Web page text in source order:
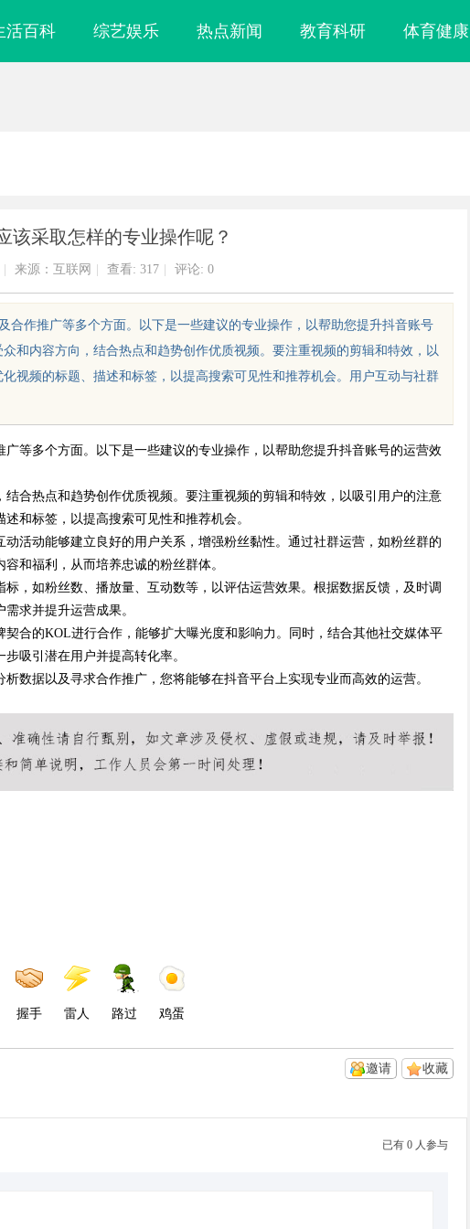
活百科 综艺娱乐 热点新闻 教育科研 体育健康
该采取怎样的专业操作呢？
来源：互联网 查看: 317 评论: 0
合作推广等多个方面。以下是一些建议的专业操作，以帮助您提升抖音账号
和内容方向，结合热点和趋势创作优质视频。要注重视频的剪辑和特效，以
视频的标题、描述和标签，以提高搜索可见性和推荐机会。用户互动与社群
等多个方面。以下是一些建议的专业操作，以帮助您提升抖音账号的运营效
合热点和趋势创作优质视频。要注重视频的剪辑和特效，以吸引用户的注意
和标签，以提高搜索可见性和推荐机会。
活动能够建立良好的用户关系，增强粉丝黏性。通过社群运营，如粉丝群的
和福利，从而培养忠诚的粉丝群体。
，如粉丝数、播放量、互动数等，以评估运营效果。根据数据反馈，及时调
求并提升运营成果。
合的KOL进行合作，能够扩大曝光度和影响力。同时，结合其他社交媒体平
吸引潜在用户并提高转化率。
数据以及寻求合作推广，您将能够在抖音平台上实现专业而高效的运营。
握手 雷人 路过 鸡蛋
收藏
邀请
已有 0 人参与